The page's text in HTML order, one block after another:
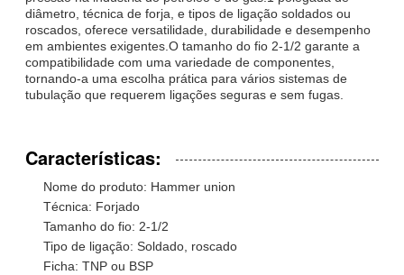
diâmetro, técnica de forja, e tipos de ligação soldados ou
roscados, oferece versatilidade, durabilidade e desempenho
em ambientes exigentes.O tamanho do fio 2-1/2 garante a
compatibilidade com uma variedade de componentes,
tornando-a uma escolha prática para vários sistemas de
tubulação que requerem ligações seguras e sem fugas.
Características:
Nome do produto: Hammer union
Técnica: Forjado
Tamanho do fio: 2-1/2
Tipo de ligação: Soldado, roscado
Ficha: TNP ou BSP